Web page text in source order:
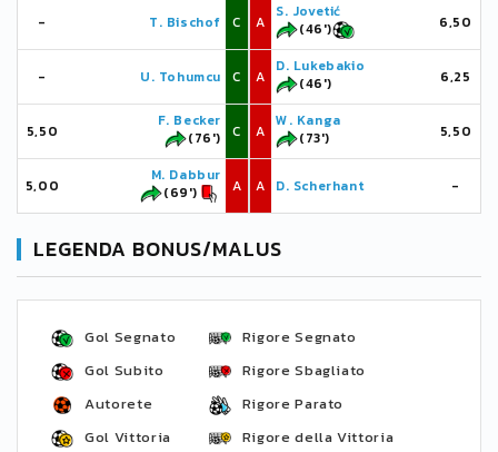
- T. Bischof C
- U. Tohumcu C
5,50
F. Becker
(76')
C
5,00
M. Dabbur
(69')
A
A
S. Jovetić
(46')
6,50
A
D. Lukebakio
(46')
6,25
A
W. Kanga
(73')
5,50
A D. Scherhant -
LEGENDA BONUS/MALUS
Gol Segnato
Gol Subito
Autorete
Gol Vittoria
Rigore Segnato
Rigore Sbagliato
Rigore Parato
Rigore della Vittoria